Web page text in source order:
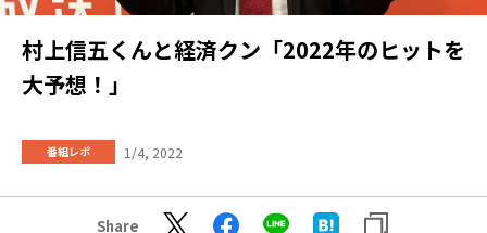
村上信五くんと経済クン「2022年のヒットを
大予想！」
番組レポ 1/4, 2022
Share